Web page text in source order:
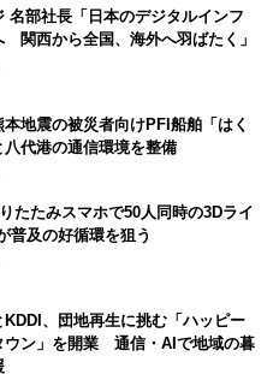
名部社長「日本のデジタルインフ
関西から全国、海外へ羽ばたく」
本地震の被災者向けPFI船舶「はく
代港の通信環境を整備
たたみスマホで50人同時の3Dライ
及の好循環を狙う
KDDI、団地再生に挑む「ハッピー
ウン」を開業 通信・AIで地域の暮